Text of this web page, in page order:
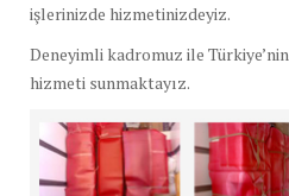
işlerinizde hizmetinizdeyiz.
Deneyimli kadromuz ile
hizmeti sunmaktayız.